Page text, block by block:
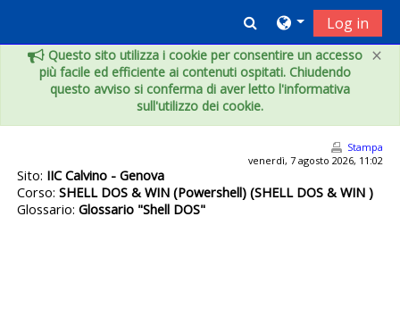
×
Questo sito utilizza i cookie per consentire un accesso
più facile ed efficiente ai contenuti ospitati. Chiudendo
questo avviso si conferma di aver letto l'informativa
sull'utilizzo dei cookie.
Toggle search
Log in
Stampa
venerdì, 7 agosto 2026, 11:02
Sito: IIC Calvino - Genova
Corso:SHELL DOS & WIN (Powershell) (SHELL DOS & WIN )
Glossario:Glossario "Shell DOS"